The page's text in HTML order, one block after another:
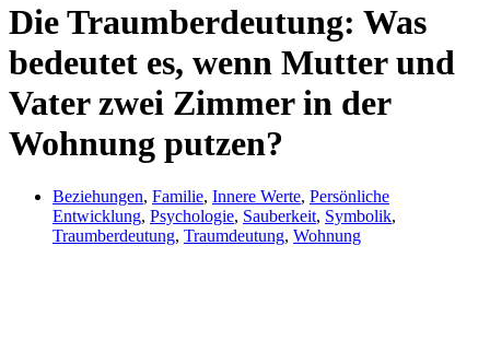
Die Traumberdeutung: Was
bedeutet es, wenn Mutter und
Vater zwei Zimmer in der
Wohnung putzen?
Beziehungen, Familie, Innere Werte, Persönliche
Entwicklung, Psychologie, Sauberkeit, Symbolik,
Traumberdeutung, Traumdeutung, Wohnung